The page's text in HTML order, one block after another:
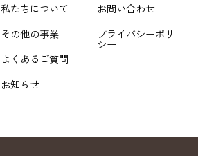
私たちについて
その他の事業
よくあるご質問
お知らせ
お問い合わせ
プライバシーポリ
シー